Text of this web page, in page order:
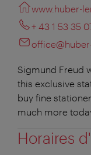
www.huber-
+ 43 1 53 35
Sigmund Freud
this exclusive
buy fine
much more
Horaires